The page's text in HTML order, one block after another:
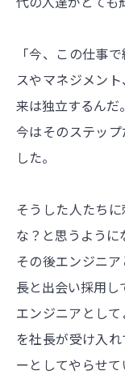
「今、この仕事
スやマネジメン
来は独立するんだ
今はそのステッ
した。
そうした人たち
な？と思うように
その後エンジニ
長と出会い採用し
エンジニアとし
を社長が受け入
ーとしてやらせ